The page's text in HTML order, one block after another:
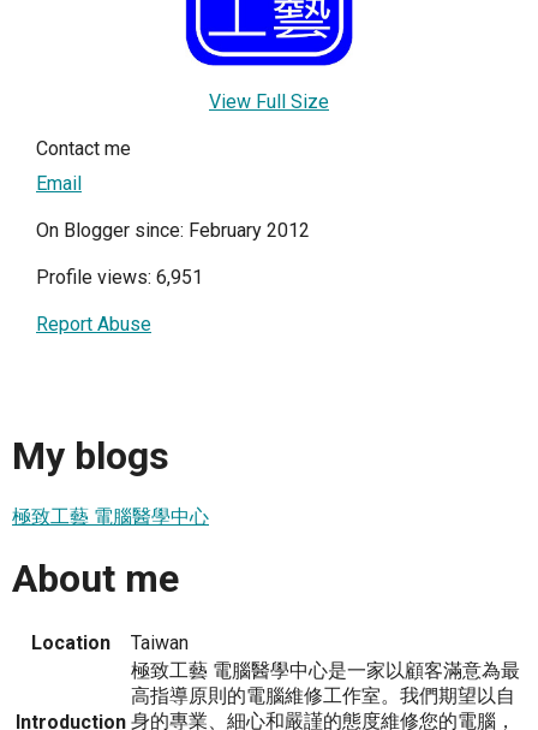
View Full Size
Contact me
Email
On Blogger since: February 2012
Profile views: 6,951
Report Abuse
My blogs
極致工藝 電腦醫學中心
About me
Location Taiwan
Introduction
極致工藝 電腦醫學中心是一家以顧客滿意為最
高指導原則的電腦維修工作室。我們期望以自
身的專業、細心和嚴謹的態度維修您的電腦，